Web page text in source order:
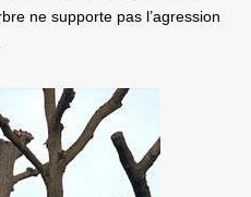
ne supporte pas l’agression